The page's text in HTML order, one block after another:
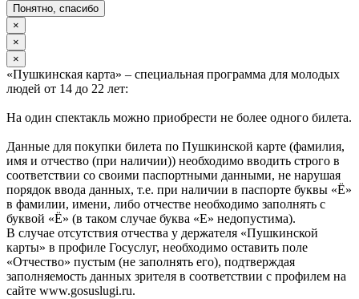
Понятно, спасибо
×
×
×
«Пушкинская карта» – специальная программа для молодых
людей от 14 до 22 лет:
На один спектакль можно приобрести не более одного билета.
Данные для покупки билета по Пушкинской карте (фамилия,
имя и отчество (при наличии)) необходимо вводить строго в
соответствии со своими паспортными данными, не нарушая
порядок ввода данных, т.е. при наличии в паспорте буквы «Ё»
в фамилии, имени, либо отчестве необходимо заполнять с
буквой «Ё» (в таком случае буква «Е» недопустима).
В случае отсутствия отчества у держателя «Пушкинской
карты» в профиле Госуслуг, необходимо оставить поле
«Отчество» пустым (не заполнять его), подтверждая
заполняемость данных зрителя в соответствии с профилем на
сайте www.gosuslugi.ru.